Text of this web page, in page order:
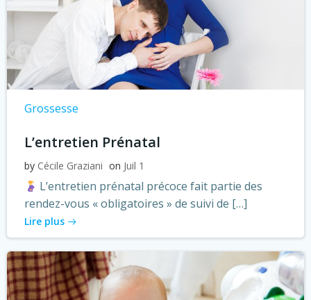
Grossesse
L’entretien Prénatal
by Cécile Graziani on Juil 1
L’entretien prénatal précoce fait partie des
rendez-vous « obligatoires » de suivi de […]
Lire plus